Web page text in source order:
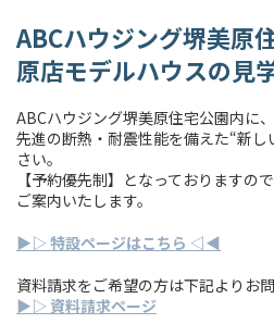
ABCハウジング堺美原
原店モデルハウスの見
ABCハウジング堺美原住宅公園内に
先進の断熱・耐震性能を備えた“新
さい。
【予約優先制】となっておりますの
ご案内いたします。
▶︎▷ 特設ページはこちら ◁◀︎
資料請求をご希望の方は下記よりお
▶︎▷ 資料請求ページ